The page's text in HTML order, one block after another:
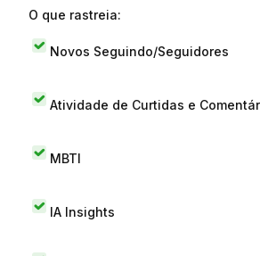
O que rastreia:
Novos Seguindo/Seguidores
Atividade de Curtidas e
MBTI
IA Insights